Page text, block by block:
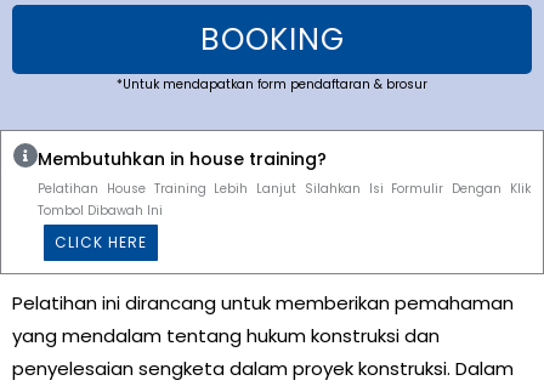
BOOKING
*Untuk mendapatkan form pendaftaran & brosur
Membutuhkan in house training?
Pelatihan House Training Lebih Lanjut Silahkan Isi Formulir Dengan Klik
Tombol Dibawah Ini
CLICK HERE
Pelatihan ini dirancang untuk memberikan pemahaman
yang mendalam tentang hukum konstruksi dan
penyelesaian sengketa dalam proyek konstruksi. Dalam